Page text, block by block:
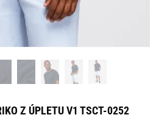
Z ÚPLETU V1 TSCT-0252